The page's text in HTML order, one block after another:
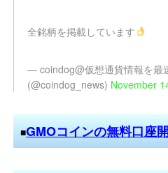
全銘柄を掲載しています
— coindog@仮想通貨情報を最
(@coindog_news) November
■GMOコインの無料口座